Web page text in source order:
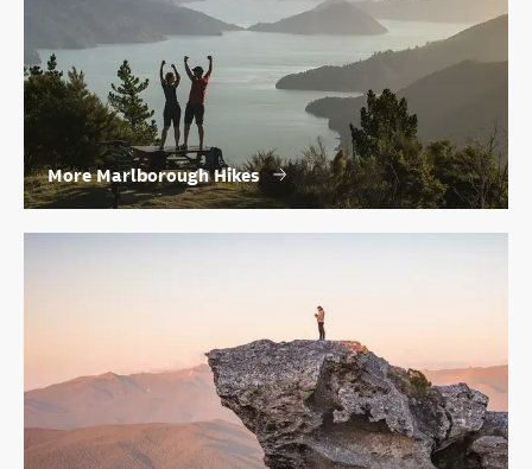
More Marlborough Hikes